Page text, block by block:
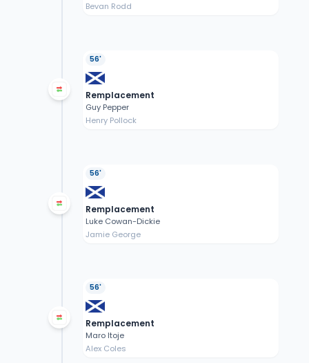
Bevan Rodd
56'
Remplacement
Guy Pepper
Henry Pollock
56'
Remplacement
Luke Cowan-Dickie
Jamie George
56'
Remplacement
Maro Itoje
Alex Coles